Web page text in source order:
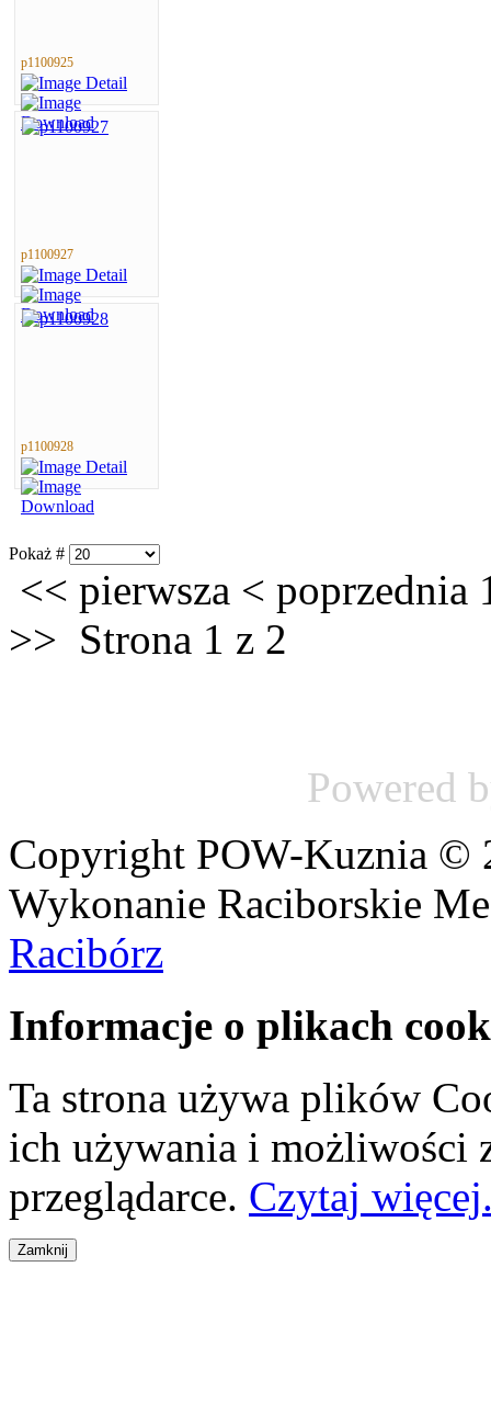
p1100925
p1100927
p1100928
Pokaż #
<< pierwsza < poprzednia
>> Strona 1 z 2
Powered
Copyright POW-Kuznia ©
Wykonanie Raciborskie
Racibórz
Informacje o plikach
Ta strona używa plików
ich używania i możliwości
przeglądarce. Czytaj